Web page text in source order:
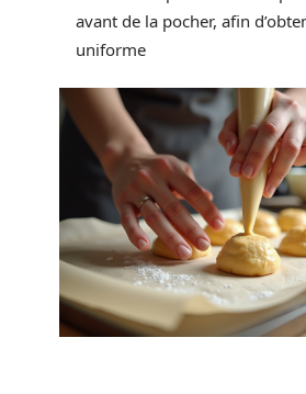
avant de la pocher, afin
uniforme